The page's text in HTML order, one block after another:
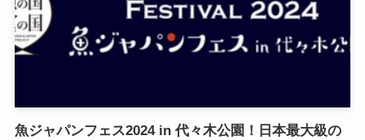
魚ジャパンフェス2024 in 代々木公園！日本最大級の